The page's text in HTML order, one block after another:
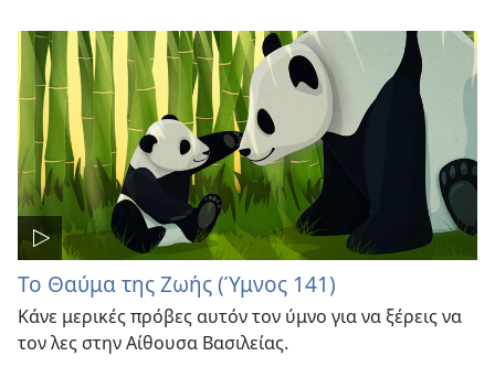
Το Θαύμα της Ζωής (Ύμνος 141)
Κάνε μερικές πρόβες αυτόν τον ύμνο για να ξέρεις να
τον λες στην Αίθουσα Βασιλείας.